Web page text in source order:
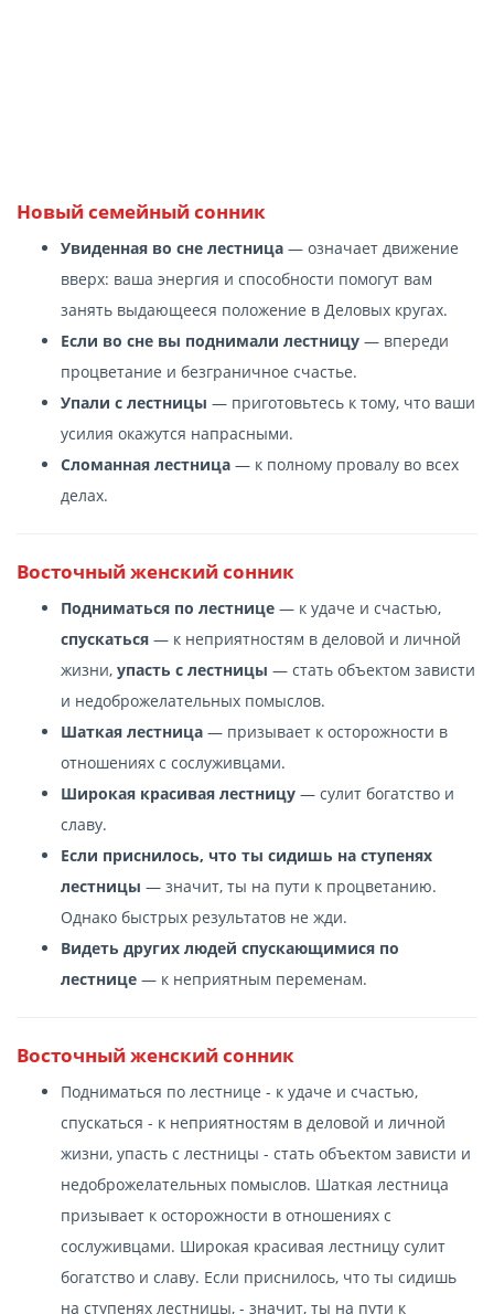
Новый семейный сонник
Увиденная во сне лестница — означает движение
вверх: ваша энергия и способности помогут вам
занять выдающееся положение в Деловых кругах.
Если во сне вы поднимали лестницу — впереди
процветание и безграничное счастье.
Упали с лестницы — приготовьтесь к тому, что ваши
усилия окажутся напрасными.
Сломанная лестница — к полному провалу во всех
делах.
Восточный женский сонник
Подниматься по лестнице — к удаче и счастью,
спускаться — к неприятностям в деловой и личной
жизни, упасть с лестницы — стать объектом зависти
и недоброжелательных помыслов.
Шаткая лестница — призывает к осторожности в
отношениях с сослуживцами.
Широкая красивая лестницу — сулит богатство и
славу.
Если приснилось, что ты сидишь на ступенях
лестницы — значит, ты на пути к процветанию.
Однако быстрых результатов не жди.
Видеть других людей спускающимися по
лестнице — к неприятным переменам.
Восточный женский сонник
Подниматься по лестнице - к удаче и счастью,
спускаться - к неприятностям в деловой и личной
жизни, упасть с лестницы - стать объектом зависти и
недоброжелательных помыслов. Шаткая лестница
призывает к осторожности в отношениях с
сослуживцами. Широкая красивая лестницу сулит
богатство и славу. Если приснилось, что ты сидишь
на ступенях лестницы, - значит, ты на пути к